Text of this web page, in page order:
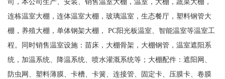
司，本公司生产、安装、销售温室大棚，温室，大棚，蔬菜大棚，
连栋温室大棚，连体温室大棚，玻璃温室，生态餐厅，塑料钢管大
棚，养殖大棚，单体钢架大棚， PC阳光板温室、智能温室等温室工
程。同时销售温室设施：苗床，大棚骨架，大棚钢管，温室遮阳系
统，加温系统、降温系统、喷水灌溉系统等；大棚配件：遮阳网、
防虫网、塑料薄膜、卡槽、卡簧、连接管、固定卡、压膜卡、卷膜